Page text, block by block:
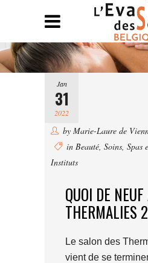
Jan
31
2022
by Marie-Laure de
in Beauté Soins Spas
Instituts
QUOI DE
THERMALIES
Le salon des
vient de se